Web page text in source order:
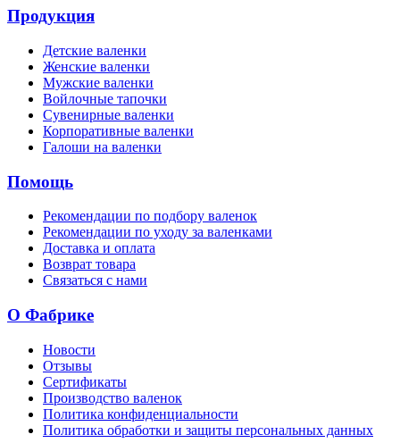
Продукция
Детские валенки
Женские валенки
Мужские валенки
Войлочные тапочки
Сувенирные валенки
Корпоративные валенки
Галоши на валенки
Помощь
Рекомендации по подбору валенок
Рекомендации по уходу за валенками
Доставка и оплата
Возврат товара
Связаться с нами
О Фабрике
Новости
Отзывы
Сертификаты
Производство валенок
Политика конфиденциальности
Политика обработки и защиты персональных данных